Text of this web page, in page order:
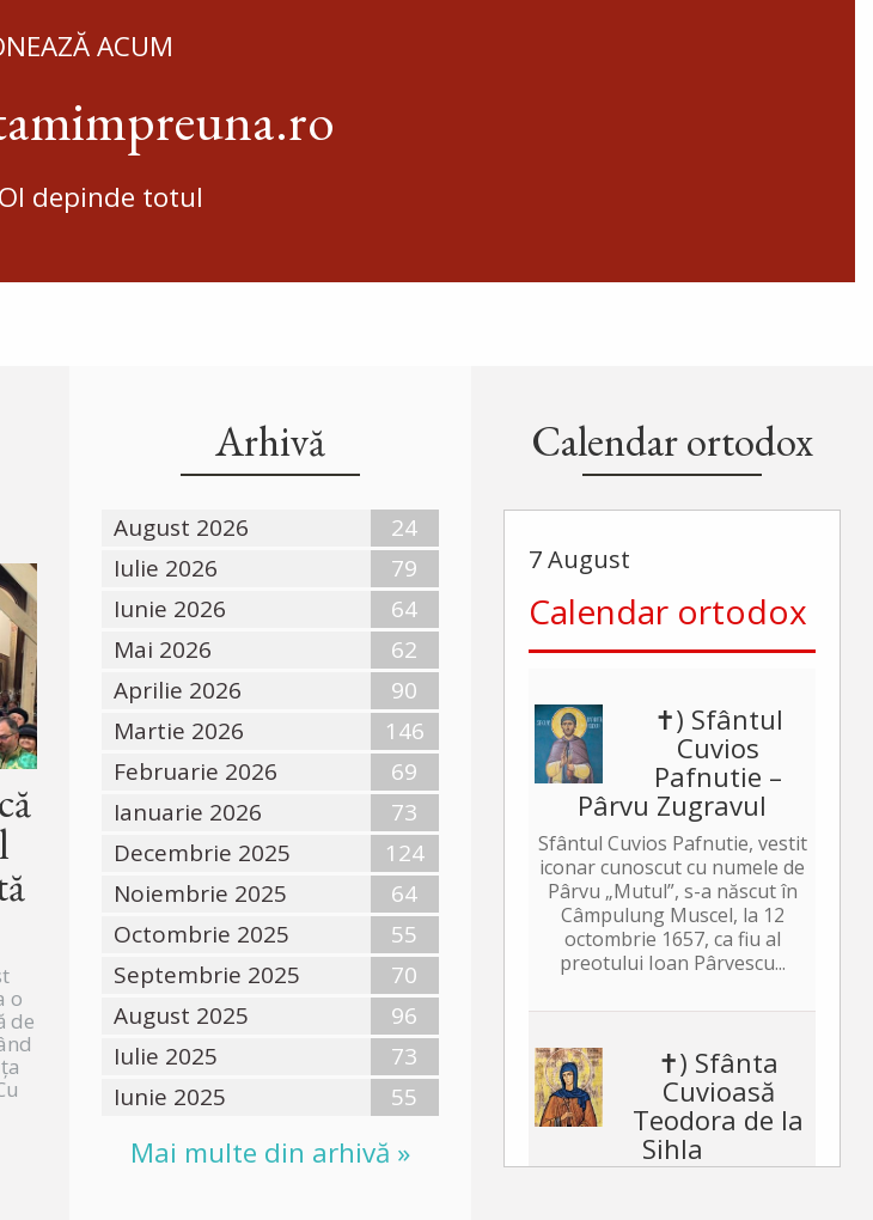
ACUM
depinde totul
o
de
Arhivă
August 2026
24
Iulie 2026
79
Iunie 2026
64
Mai 2026
62
Aprilie 2026
90
Martie 2026
146
Februarie 2026
69
Ianuarie 2026
73
Decembrie 2025
124
Noiembrie 2025
64
Octombrie 2025
55
Septembrie 2025
70
August 2025
96
Iulie 2025
73
Iunie 2025
55
Mai multe din arhivă »
Calendar ortodox
7 August
Calendar ortodox
✝) Sfântul
Cuvios
Pafnutie –
Pârvu Zugravul
Sfântul Cuvios Pafnutie, vestit
iconar cunoscut cu numele de
Pârvu „Mutul”, s-a născut în
Câmpulung Muscel, la 12
octombrie 1657, ca fiu al
preotului Ioan Pârvescu...
✝) Sfânta
Cuvioasă
Teodora de la
Sihla